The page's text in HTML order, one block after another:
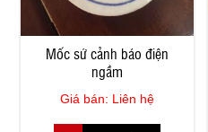
Mốc sứ cảnh báo điện
ngầm
Giá bán: Liên hệ